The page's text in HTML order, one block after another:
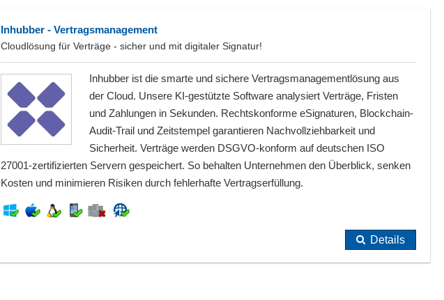
Inhubber - Vertragsmanagement
Cloudlösung für Verträge - sicher und mit digitaler Signatur!
Inhubber ist die smarte und sichere Vertragsmanagementlösung aus
der Cloud. Unsere KI-gestützte Software analysiert Verträge, Fristen
und Zahlungen in Sekunden. Rechtskonforme eSignaturen, Blockchain-
Audit-Trail und Zeitstempel garantieren Nachvollziehbarkeit und
Sicherheit. Verträge werden DSGVO-konform auf deutschen ISO
27001-zertifizierten Servern gespeichert. So behalten Unternehmen den Überblick, senken
Kosten und minimieren Risiken durch fehlerhafte Vertragserfüllung.
Details